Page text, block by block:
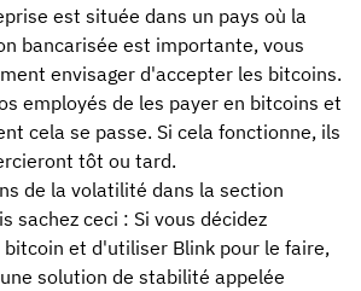
est située dans un pays où la
bancarisée est importante, vous
envisager d'accepter les bitcoins.
employés de les payer en bitcoins et
cela se passe. Si cela fonctionne, ils
tôt ou tard.
de la volatilité dans la section
sachez ceci : Si vous décidez
et d'utiliser Blink pour le faire,
solution de stabilité appelée